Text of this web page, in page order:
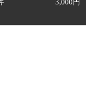
3,000円